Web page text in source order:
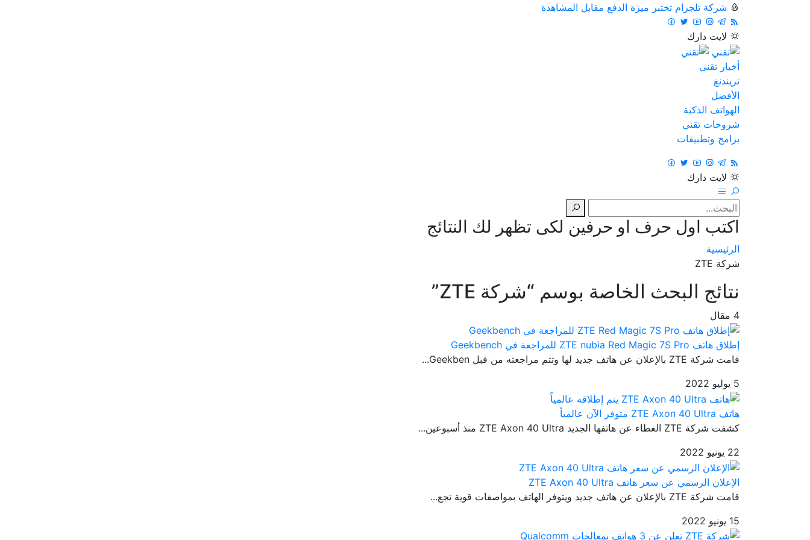
شركة تلجرام تختبر ميزة الدفع مقابل المشاهدة
لايت دارك
أخبار تقني
تريندنغ
الأفضل
الهواتف الذكية
شروحات تقني
برامج وتطبيقات
لايت دارك
اكتب اول حرف او حرفين لكى تظهر لك النتائج
الرئيسية
شركة ZTE
نتائج البحث الخاصة بوسم “شركة ZTE”
4 مقال
إطلاق هاتف ZTE nubia Red Magic 7S Pro للمراجعة في Geekbench
قامت شركة ZTE بالإعلان عن هاتف جديد لها وتتم مراجعته من قبل Geekben...
5 يوليو 2022
هاتف ZTE Axon 40 Ultra متوفر الآن عالمياً
كشفت شركة ZTE الغطاء عن هاتفها الجديد ZTE Axon 40 Ultra منذ أسبوعين...
22 يونيو 2022
الإعلان الرسمي عن سعر هاتف ZTE Axon 40 Ultra
قامت شركة ZTE بالإعلان عن هاتف جديد ويتوفر الهاتف بمواصفات قوية تجع...
15 يونيو 2022